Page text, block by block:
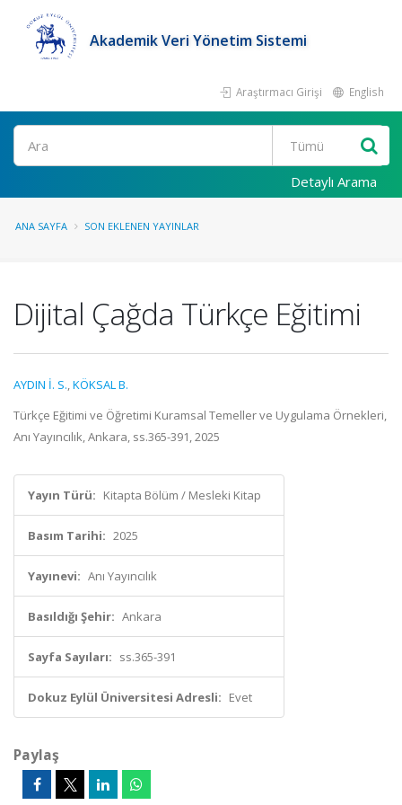
Akademik Veri Yönetim Sistemi
Araştırmacı Girişi English
Ara
Detaylı Arama
ANA SAYFA SON EKLENEN YAYINLAR
Dijital Çağda Türkçe Eğitimi
AYDIN İ. S.,KÖKSAL B.
Türkçe Eğitimi ve Öğretimi Kuramsal Temeller ve Uygulama Örnekleri,
Anı Yayıncılık, Ankara, ss.365-391, 2025
Yayın Türü: Kitapta Bölüm / Mesleki Kitap
Basım Tarihi: 2025
Yayınevi: Anı Yayıncılık
Basıldığı Şehir: Ankara
Sayfa Sayıları: ss.365-391
Dokuz Eylül Üniversitesi Adresli: Evet
Paylaş